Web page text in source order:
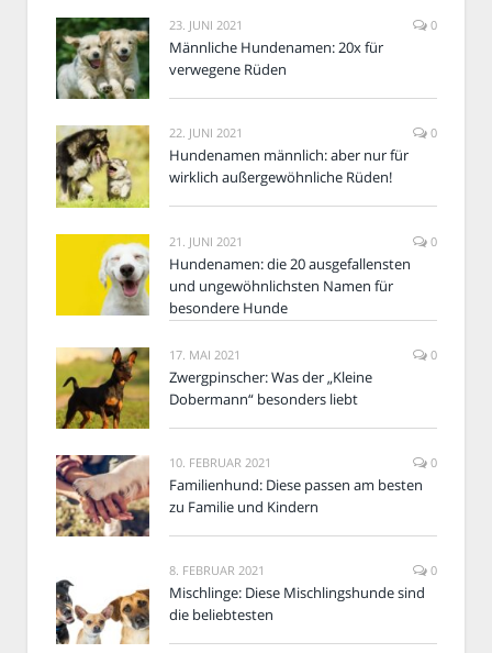
23. JUNI 2021 0
Männliche Hundenamen: 20x für
verwegene Rüden
22. JUNI 2021 0
Hundenamen männlich: aber nur für
wirklich außergewöhnliche Rüden!
21. JUNI 2021 0
Hundenamen: die 20 ausgefallensten
und ungewöhnlichsten Namen für
besondere Hunde
17. MAI 2021 0
Zwergpinscher: Was der „Kleine
Dobermann“ besonders liebt
10. FEBRUAR 2021 0
Familienhund: Diese passen am besten
zu Familie und Kindern
8. FEBRUAR 2021 0
Mischlinge: Diese Mischlingshunde sind
die beliebtesten